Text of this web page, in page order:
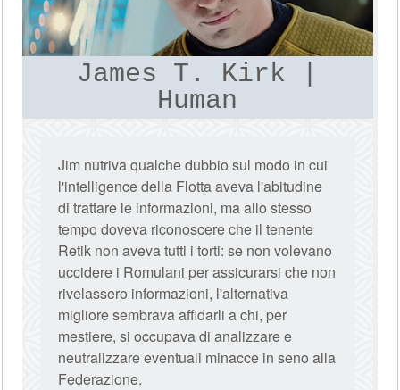
James T. Kirk |
Human
Jim nutriva qualche dubbio sul modo in cui
l'intelligence della Flotta aveva l'abitudine
di trattare le informazioni, ma allo stesso
tempo doveva riconoscere che il tenente
Retik non aveva tutti i torti: se non volevano
uccidere i Romulani per assicurarsi che non
rivelassero informazioni, l'alternativa
migliore sembrava affidarli a chi, per
mestiere, si occupava di analizzare e
neutralizzare eventuali minacce in seno alla
Federazione.